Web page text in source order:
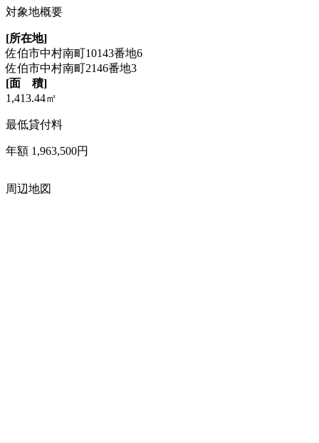
対象地概要
[所在地]
佐伯市中村南町10143番地6
佐伯市中村南町2146番地3
[面 積]
1,413.44㎡
最低貸付料
年額 1,963,500円
周辺地図